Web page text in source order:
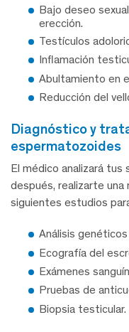
Bajo deseo
erección.
Testículos
Inflamación
Abultamiento en
Reducción del
diagnóstico y tratamiento conteo bajo de
espermatozoides
El médico analizará tus
después, realizarte
siguientes estudios
Análisis
Ecografía del
Exámenes
Pruebas de
Biopsia testicular.